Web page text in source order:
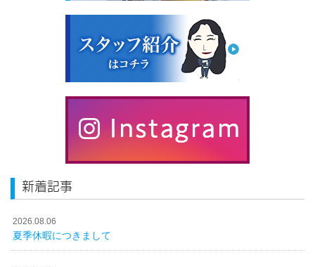
新着記事
2026.08.06
夏季休暇につきまして